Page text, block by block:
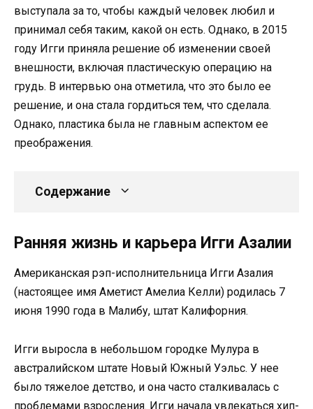
выступала за то, чтобы каждый человек любил и
принимал себя таким, какой он есть. Однако, в 2015
году Игги приняла решение об изменении своей
внешности, включая пластическую операцию на
грудь. В интервью она отметила, что это было ее
решение, и она стала гордиться тем, что сделала.
Однако, пластика была не главным аспектом ее
преображения.
Содержание
Ранняя жизнь и карьера Игги Азалии
Американская рэп-исполнительница Игги Азалия
(настоящее имя Аметист Амелиа Келли) родилась 7
июня 1990 года в Малибу, штат Калифорния.
Игги выросла в небольшом городке Мулура в
австралийском штате Новый Южный Уэльс. У нее
было тяжелое детство, и она часто сталкивалась с
проблемами взросления. Игги начала увлекаться хип-